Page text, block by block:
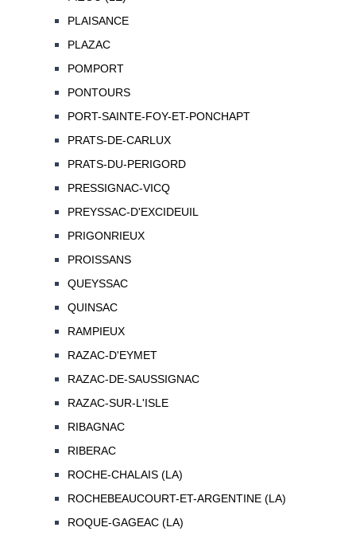
PLAISANCE
PLAZAC
POMPORT
PONTOURS
PORT-SAINTE-FOY-ET-PONCHAPT
PRATS-DE-CARLUX
PRATS-DU-PERIGORD
PRESSIGNAC-VICQ
PREYSSAC-D'EXCIDEUIL
PRIGONRIEUX
PROISSANS
QUEYSSAC
QUINSAC
RAMPIEUX
RAZAC-D'EYMET
RAZAC-DE-SAUSSIGNAC
RAZAC-SUR-L'ISLE
RIBAGNAC
RIBERAC
ROCHE-CHALAIS (LA)
ROCHEBEAUCOURT-ET-ARGENTINE (LA)
ROQUE-GAGEAC (LA)